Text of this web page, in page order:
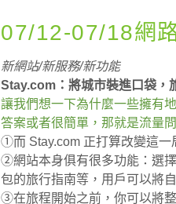
07/12-07/18網
新網站/新服務/新功能
Stay.com：將城市裝進口袋，
讓我們想一下為什麼一些擁有
答案或者很簡單，那就是流量問
①而 Stay.com 正打算改變這一
②網站本身俱有很多功能：選
包的旅行指南等，用戶可以將
③在旅程開始之前，你可以將